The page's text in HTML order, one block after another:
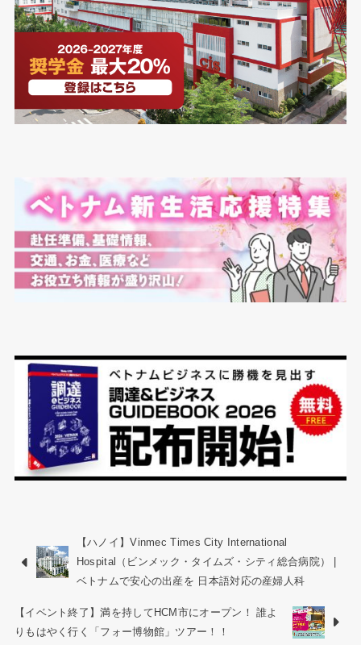
【ハノイ】Vinmec Times City International
Hospital（ビンメック・タイムズ・シティ総合病院） |
ベトナムで安心の出産を 日本語対応の産婦人科
【イベント終了】満を持してHCM市にオープン！ 誰よ
りもはやく行く「フォー博物館」ツアー！！